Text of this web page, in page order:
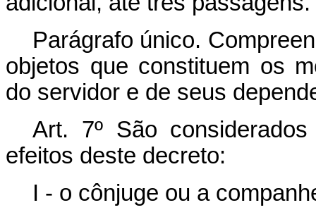
Parágrafo único.
objetos que constituem os
do servidor e de seus
Art. 7º São
efeitos deste decreto:
I - o cônjuge ou a